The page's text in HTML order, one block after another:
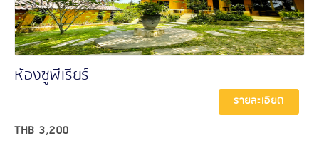
ห้องซูพีเรียร์
THB 3,200
รายละเอียด